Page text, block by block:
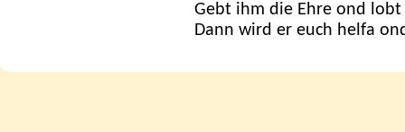
Gebt ihm die Ehre ond lobt
Dann wird er euch helfa